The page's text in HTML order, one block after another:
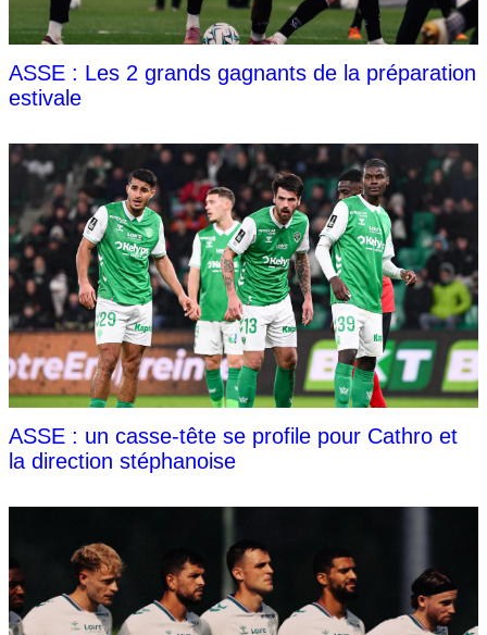
ASSE : Les 2 grands gagnants de la préparation
estivale
ASSE : un casse-tête se profile pour Cathro et
la direction stéphanoise